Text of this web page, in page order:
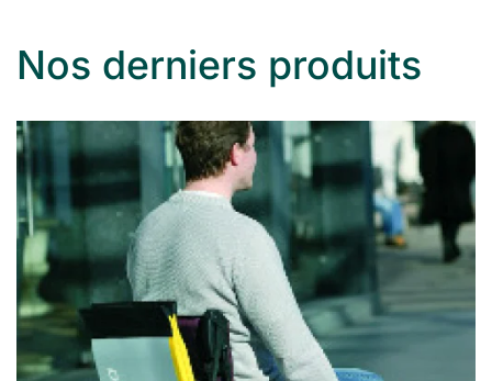
Nos derniers produits